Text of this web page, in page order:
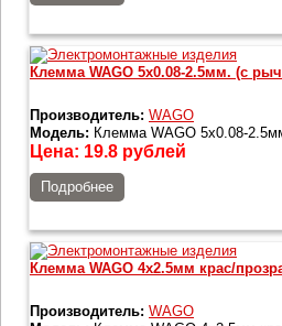
Клемма WAGO 5x0.08-2.5мм. (с
Производитель: WAGO
Модель: Клемма WAGO 5x0.08-
Цена: 19.8 рублей
Подробнее
Клемма WAGO 4x2.5мм крас/
Производитель: WAGO